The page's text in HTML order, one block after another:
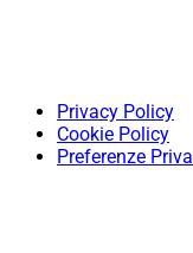
Privacy Policy
Cookie Policy
Preferenze